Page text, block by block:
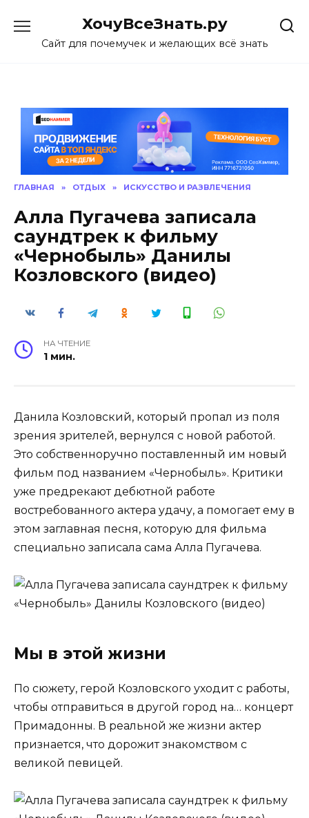
content
ХочуВсеЗнать.ру
Сайт для почемучек и желающих всё знать
ГЛАВНАЯ » ОТДЫХ » ИСКУССТВО И РАЗВЛЕЧЕНИЯ
Алла Пугачева записала
саундтрек к фильму
«Чернобыль» Данилы
Козловского (видео)
НА ЧТЕНИЕ
1 мин.
Данила Козловский, который пропал из поля
зрения зрителей, вернулся с новой работой.
Это собственноручно поставленный им новый
фильм под названием «Чернобыль». Критики
уже предрекают дебютной работе
востребованного актера удачу, а помогает ему в
этом заглавная песня, которую для фильма
специально записала сама Алла Пугачева.
Мы в этой жизни
По сюжету, герой Козловского уходит с работы,
чтобы отправиться в другой город на… концерт
Примадонны. В реальной же жизни актер
признается, что дорожит знакомством с
великой певицей.